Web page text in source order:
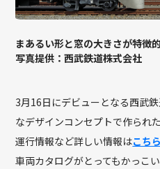
まあるい形と窓の大きさが特徴
写真提供：西武鉄道株式会社
3月16日にデビューとなる西武
なデザインコンセプトで作られ
運行情報など詳しい情報はこちら
車両カタログがとってもかっこい